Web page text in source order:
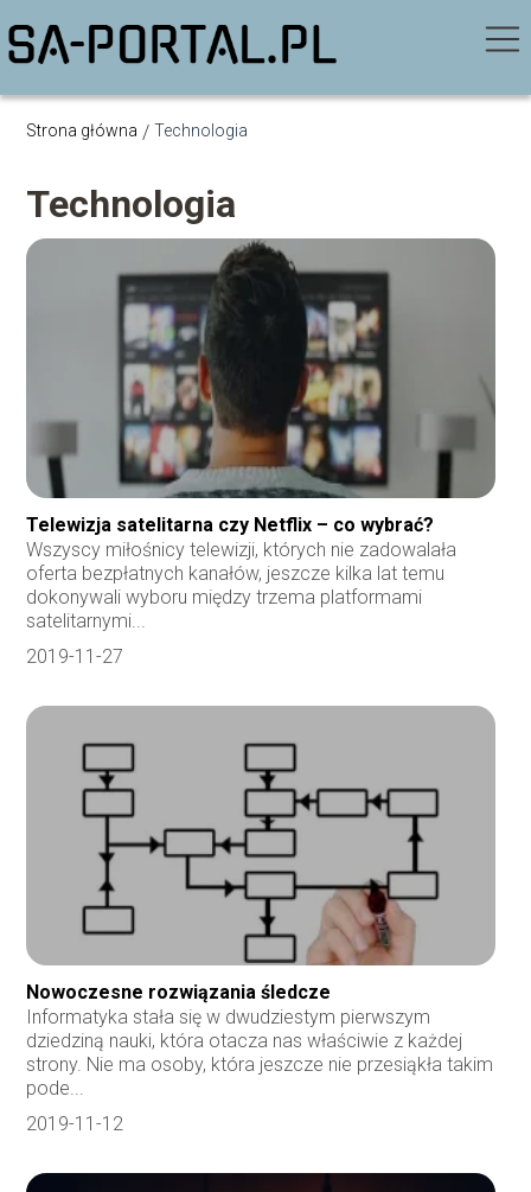
Strona główna /Technologia
Technologia
Telewizja satelitarna czy Netflix – co wybrać?
Wszyscy miłośnicy telewizji, których nie zadowalała
oferta bezpłatnych kanałów, jeszcze kilka lat temu
dokonywali wyboru między trzema platformami
satelitarnymi...
2019-11-27
Nowoczesne rozwiązania śledcze
Informatyka stała się w dwudziestym pierwszym
dziedziną nauki, która otacza nas właściwie z każdej
strony. Nie ma osoby, która jeszcze nie przesiąkła takim
pode...
2019-11-12